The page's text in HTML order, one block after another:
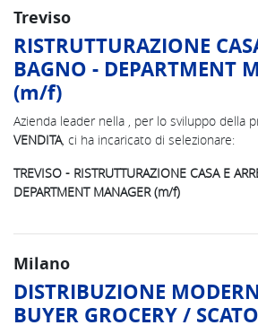
Treviso
RISTRUTTURAZIONE
BAGNO - DEPARTMENT
(m/f)
Azienda leader nella , per lo sviluppo della
VENDITA, ci ha incaricato di selezionare:
TREVISO - RISTRUTTURAZIONE CASA E
DEPARTMENT MANAGER (m/f)
Milano
DISTRIBUZIONE
BUYER GROCERY /